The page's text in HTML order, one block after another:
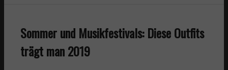
Menü Menü
Sommer und Musikfestivals: Diese Outfits
trägt man 2019